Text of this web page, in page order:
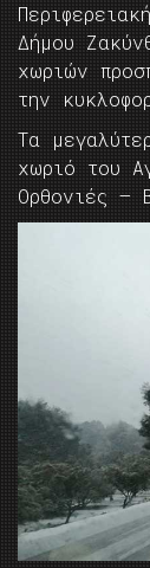
Δήμου
χωριών
την
Τα
χωριό του
Ορθονιές –